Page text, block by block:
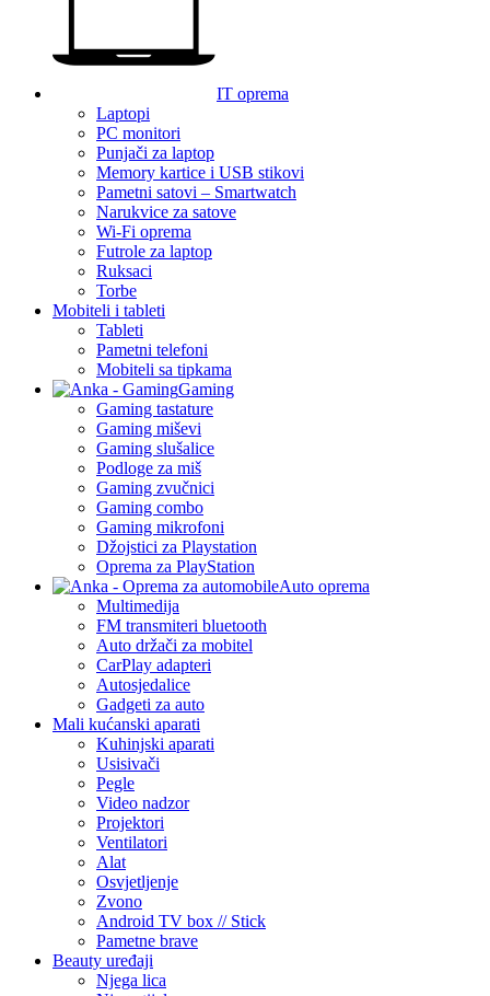
IT oprema
Laptopi
PC monitori
Punjači za laptop
Memory kartice i USB stikovi
Pametni satovi – Smartwatch
Narukvice za satove
Wi-Fi oprema
Futrole za laptop
Ruksaci
Torbe
Mobiteli i tableti
Tableti
Pametni telefoni
Mobiteli sa tipkama
Gaming
Gaming tastature
Gaming miševi
Gaming slušalice
Podloge za miš
Gaming zvučnici
Gaming combo
Gaming mikrofoni
Džojstici za Playstation
Oprema za PlayStation
Auto oprema
Multimedija
FM transmiteri bluetooth
Auto držači za mobitel
CarPlay adapteri
Autosjedalice
Gadgeti za auto
Mali kućanski aparati
Kuhinjski aparati
Usisivači
Pegle
Video nadzor
Projektori
Ventilatori
Alat
Osvjetljenje
Zvono
Android TV box // Stick
Pametne brave
Beauty uređaji
Njega lica